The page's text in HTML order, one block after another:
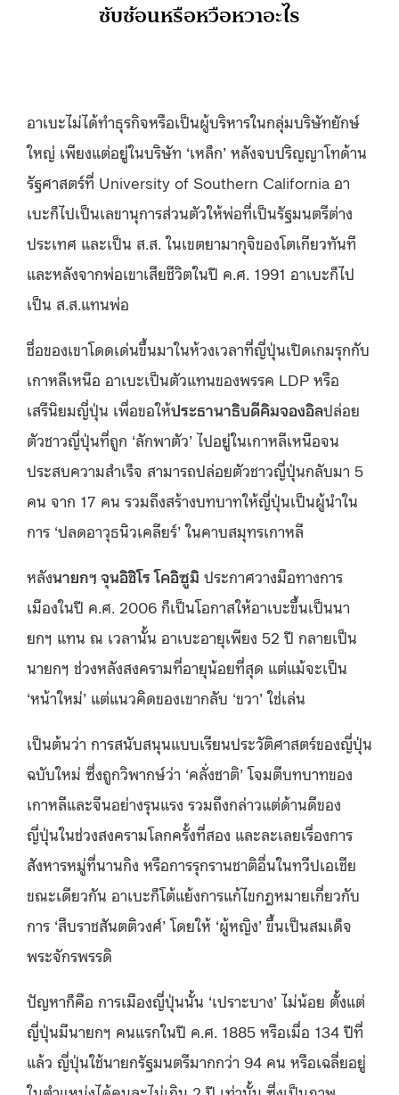
ซับซ้อนหรือหวือหวาอะไร
อาเบะไม่ได้ทำธุรกิจหรือเป็นผู้บริหารในกลุ่มบริษัทยักษ์
ใหญ่ เพียงแต่อยู่ในบริษัท ‘เหล็ก’ หลังจบปริญญาโทด้าน
รัฐศาสตร์ที่ University of Southern California อา
เบะก็ไปเป็นเลขานุการส่วนตัวให้พ่อที่เป็นรัฐมนตรีต่าง
ประเทศ และเป็น ส.ส. ในเขตยามากุจิของโตเกียวทันที
และหลังจากพ่อเขาเสียชีวิตในปี ค.ศ. 1991 อาเบะก็ไป
เป็น ส.ส.แทนพ่อ
ชื่อของเขาโดดเด่นขึ้นมาในห้วงเวลาที่ญี่ปุ่นเปิดเกมรุกกับ
เกาหลีเหนือ อาเบะเป็นตัวแทนของพรรค LDP หรือ
เสรีนิยมญี่ปุ่น เพื่อขอให้ประธานาธิบดีคิมจองอิลปล่อย
ตัวชาวญี่ปุ่นที่ถูก ‘ลักพาตัว’ ไปอยู่ในเกาหลีเหนือจน
ประสบความสำเร็จ สามารถปล่อยตัวชาวญี่ปุ่นกลับมา 5
คน จาก 17 คน รวมถึงสร้างบทบาทให้ญี่ปุ่นเป็นผู้นำใน
การ ‘ปลดอาวุธนิวเคลียร์’ ในคาบสมุทรเกาหลี
หลังนายกฯ จุนอิชิโร โคอิซูมิ ประกาศวางมือทางการ
เมืองในปี ค.ศ. 2006 ก็เป็นโอกาสให้อาเบะขึ้นเป็นนา
ยกฯ แทน ณ เวลานั้น อาเบะอายุเพียง 52 ปี กลายเป็น
นายกฯ ช่วงหลังสงครามที่อายุน้อยที่สุด แต่แม้จะเป็น
‘หน้าใหม่’ แต่แนวคิดของเขากลับ ‘ขวา’ ใช่เล่น
เป็นต้นว่า การสนับสนุนแบบเรียนประวัติศาสตร์ของญี่ปุ่น
ฉบับใหม่ ซึ่งถูกวิพากษ์ว่า ‘คลั่งชาติ’ โจมตีบทบาทของ
เกาหลีและจีนอย่างรุนแรง รวมถึงกล่าวแต่ด้านดีของ
ญี่ปุ่นในช่วงสงครามโลกครั้งที่สอง และละเลยเรื่องการ
สังหารหมู่ที่นานกิง หรือการรุกรานชาติอื่นในทวีปเอเชีย
ขณะเดียวกัน อาเบะก็โต้แย้งการแก้ไขกฎหมายเกี่ยวกับ
การ ‘สืบราชสันตติวงศ์’ โดยให้ ‘ผู้หญิง’ ขึ้นเป็นสมเด็จ
พระจักรพรรดิ
ปัญหาก็คือ การเมืองญี่ปุ่นนั้น ‘เปราะบาง’ ไม่น้อย ตั้งแต่
ญี่ปุ่นมีนายกฯ คนแรกในปี ค.ศ. 1885 หรือเมื่อ 134 ปีที่
แล้ว ญี่ปุ่นใช้นายกรัฐมนตรีมากกว่า 94 คน หรือเฉลี่ยอยู่